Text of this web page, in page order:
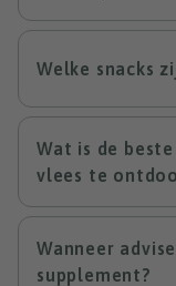
Welke snacks
Wat is de
vlees te
Wanneer
supplement?